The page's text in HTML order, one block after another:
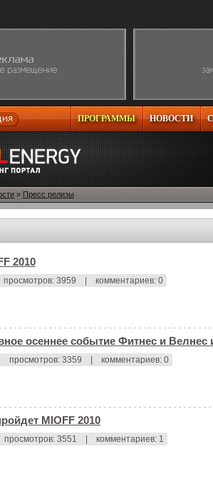
НОВОСТИ
ПРОГРАММЫ
» Пресс релизы
2010
просмотров: 3959 комментариев: 0
осеннее событие Фитнес и Велнес
просмотров: 3359 комментариев: 0
MIOFF 2010
просмотров: 3551 комментариев: 1